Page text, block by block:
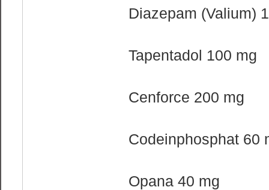
Diazepam (Valium)
Tapentadol 100 mg
Cenforce 200 mg
Codeinphosphat 60
Opana 40 mg